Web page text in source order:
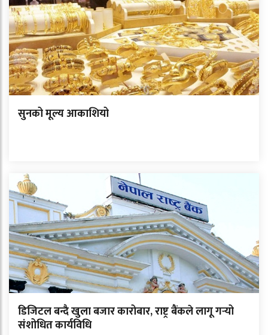
सुनको मूल्य आकाशियो
डिजिटल बन्दै खुला बजार कारोबार, राष्ट्र बैंकले लागू गर्‍यो
संशोधित कार्यविधि